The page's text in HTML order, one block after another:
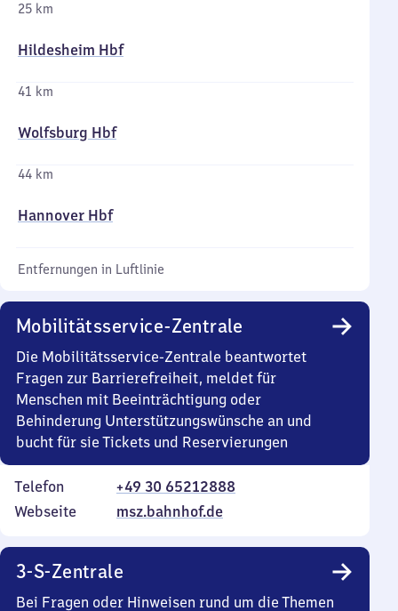
25 km
Hildesheim Hbf
41 km
Wolfsburg Hbf
44 km
Hannover Hbf
Entfernungen in Luftlinie
Mobilitätsservice-Zentrale
Die Mobilitätsservice-Zentrale beantwortet
Fragen zur Barrierefreiheit, meldet für
Menschen mit Beeinträchtigung oder
Behinderung Unterstützungswünsche an und
bucht für sie Tickets und Reservierungen
Telefon
+49 30 65212888
Webseite
msz.bahnhof.de
3-S-Zentrale
Bei Fragen oder Hinweisen rund um die Themen